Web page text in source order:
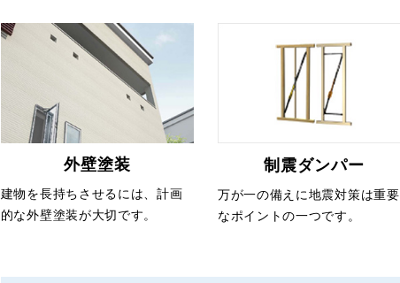
外壁塗装
建物を長持ちさせるには、計画
的な外壁塗装が大切です。
制震ダンパー
万が一の備えに地震対策は重要
なポイントの一つです。